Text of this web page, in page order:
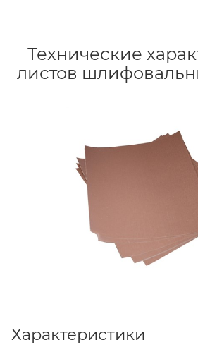
Технические
листов
Характеристики